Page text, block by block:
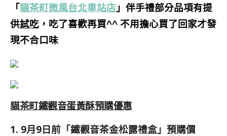
「貓茶町微風台北車站店 」伴手禮部分品項有提
供試吃 ，吃了喜歡再買^^ 不用擔心買了回家才發
現不合口味
貓茶町鐵觀音蛋黃酥預購優惠
1. 9月9日前「鐵觀音茶金松露禮盒」預購價